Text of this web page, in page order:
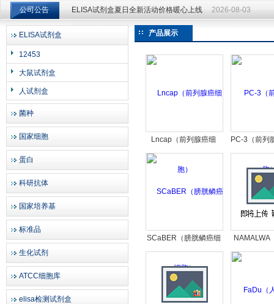
上海邦景实业有限公司
公司公告
ELISA试剂盒夏日全新活动价格暖心上线 2026-08-03
ELISA试剂盒夏日全新活动价格暖心上线
ELISA试剂盒
12453
大鼠试剂盒
人试剂盒
菌种
国家细胞
蛋白
科研抗体
国家培养基
标准品
生化试剂
ATCC细胞库
elisa检测试剂盒
产品展示
Lncap（前列腺癌细
胞）
PC-3（前列
SCaBER（膀胱鳞癌细
胞）
NAMALWA
淋巴瘤